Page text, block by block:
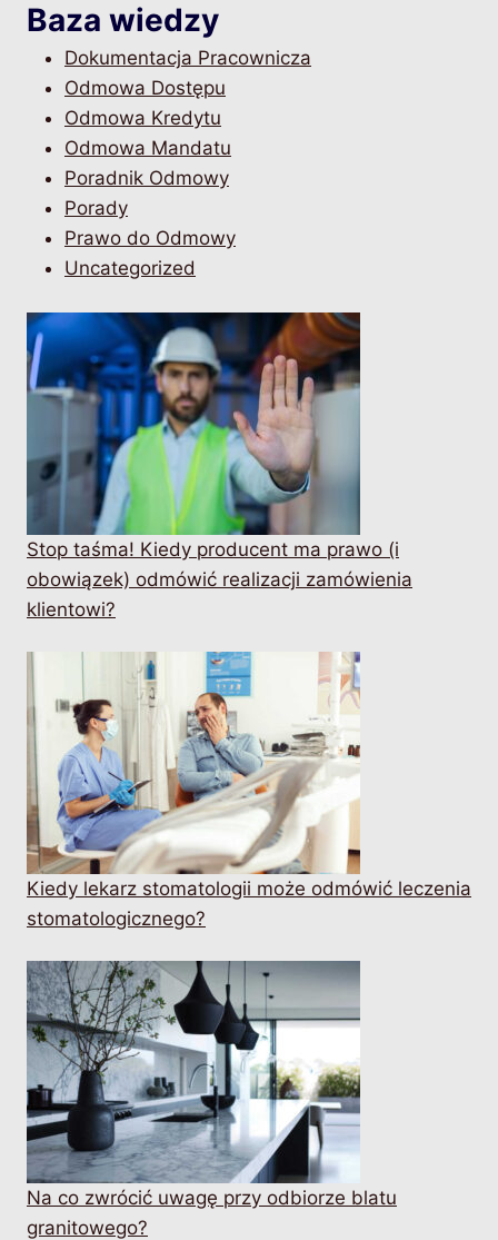
Baza wiedzy
Dokumentacja Pracownicza
Odmowa Dostępu
Odmowa Kredytu
Odmowa Mandatu
Poradnik Odmowy
Porady
Prawo do Odmowy
Uncategorized
Stop taśma! Kiedy producent ma prawo (i
obowiązek) odmówić realizacji zamówienia
klientowi?
Kiedy lekarz stomatologii może odmówić leczenia
stomatologicznego?
Na co zwrócić uwagę przy odbiorze blatu
granitowego?